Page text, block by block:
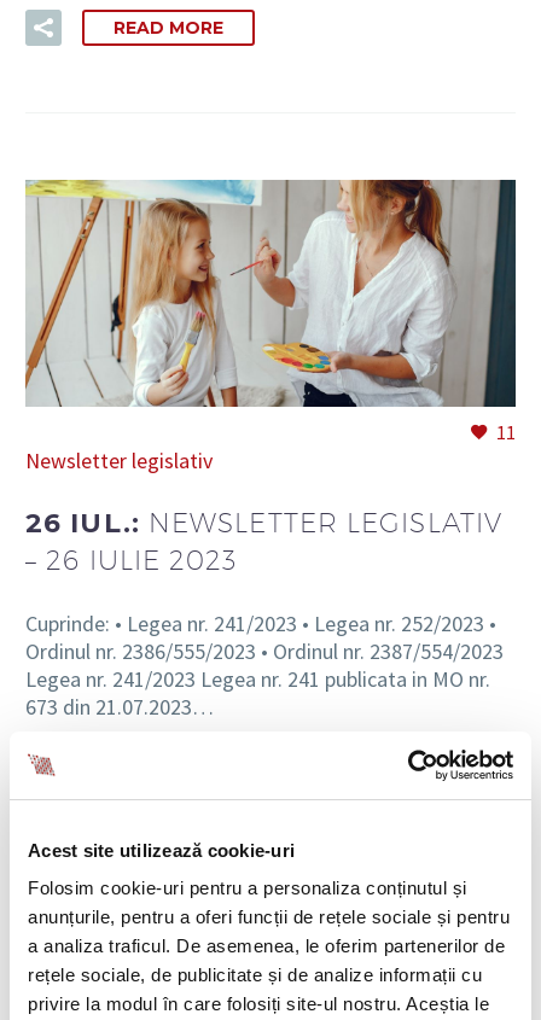
Acest site utilizează cookie-uri
Folosim cookie-uri pentru a personaliza conținutul și
anunțurile, pentru a oferi funcții de rețele sociale și pentru
a analiza traficul. De asemenea, le oferim partenerilor de
rețele sociale, de publicitate și de analize informații cu
privire la modul în care folosiți site-ul nostru. Aceștia le
READ MORE
11
Newsletter legislativ
26 IUL.: NEWSLETTER LEGISLATIV
– 26 IULIE 2023
Cuprinde: • Legea nr. 241/2023 • Legea nr. 252/2023 •
Ordinul nr. 2386/555/2023 • Ordinul nr. 2387/554/2023
Legea nr. 241/2023 Legea nr. 241 publicata in MO nr.
673 din 21.07.2023…
13
Newsletter legislativ